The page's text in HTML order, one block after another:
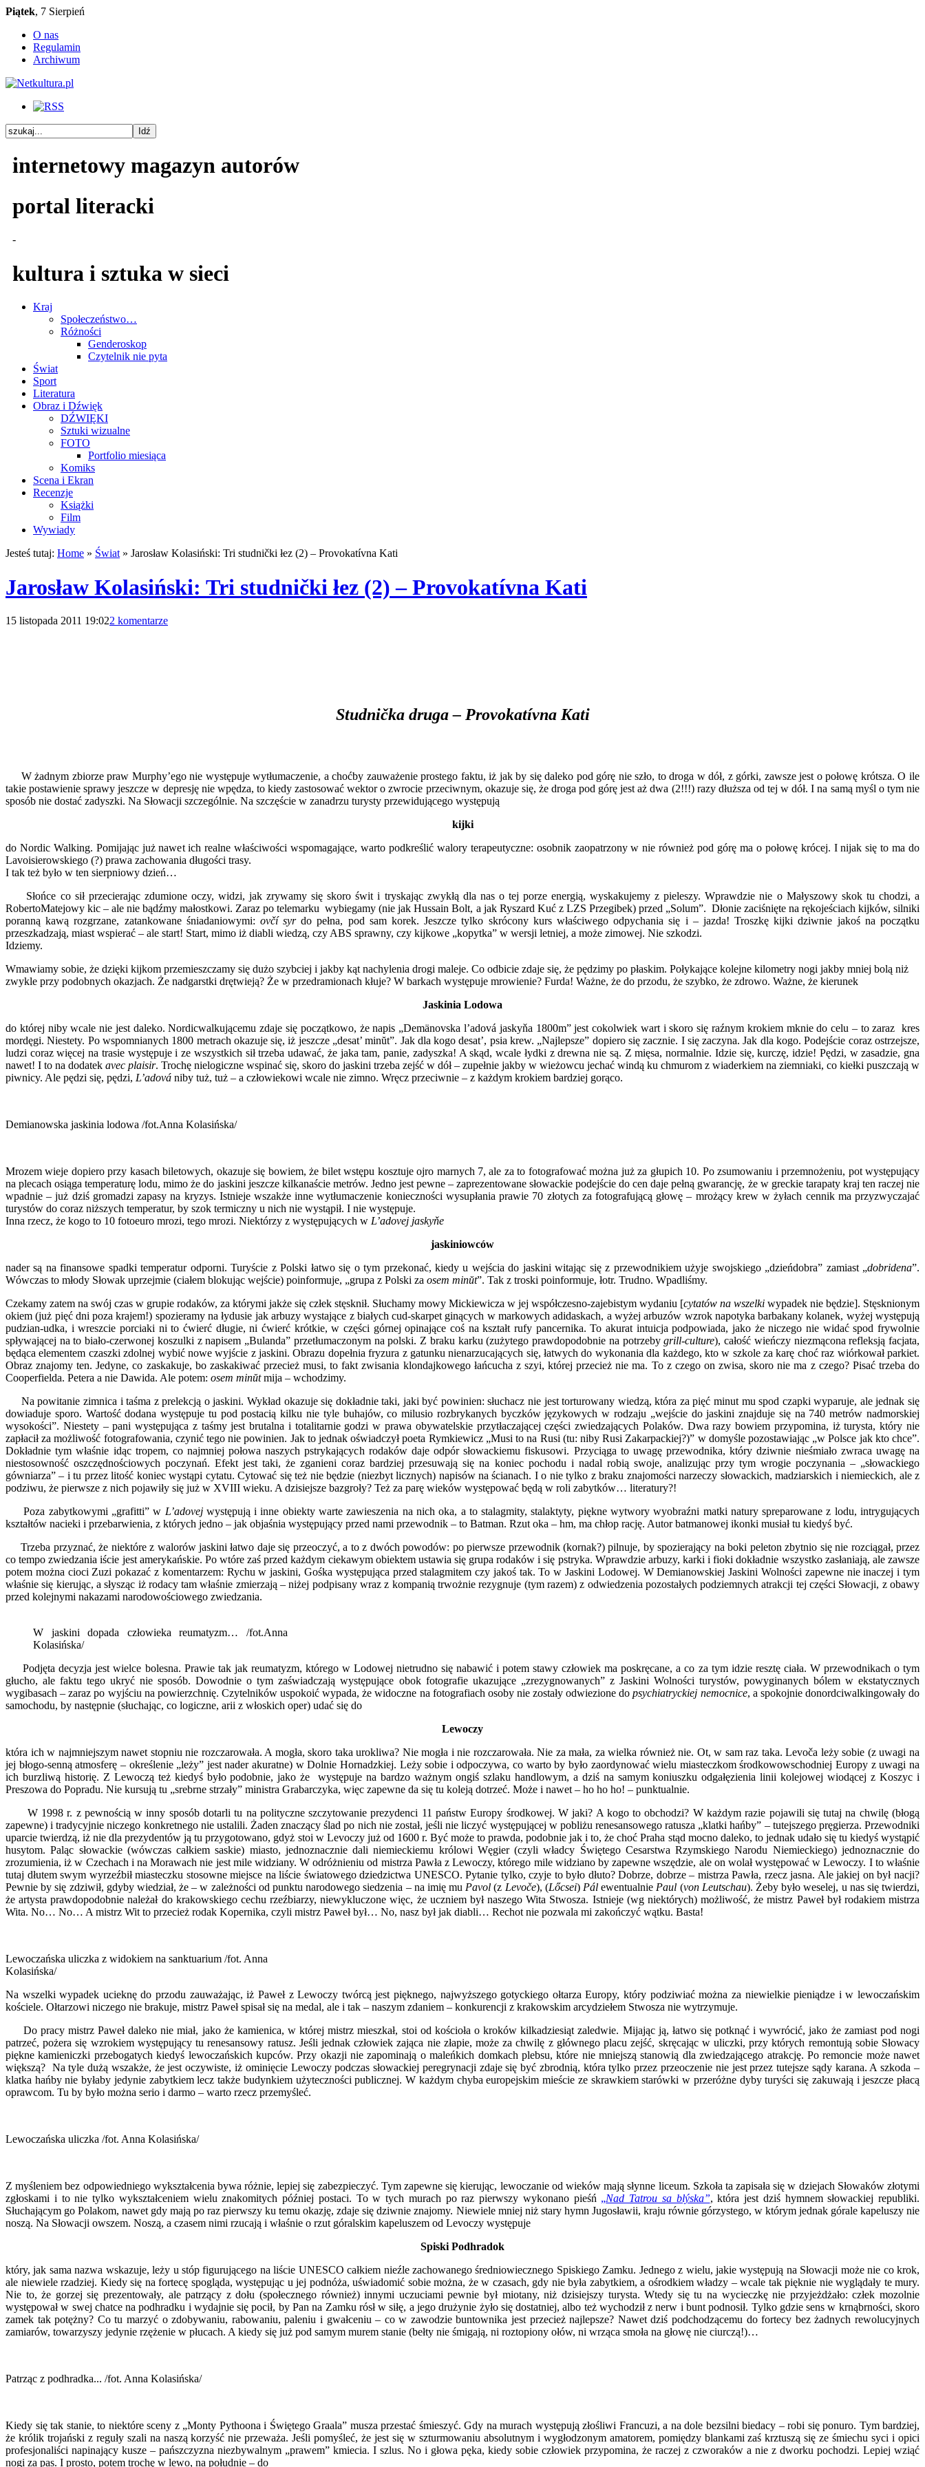
Piątek, 7 Sierpień
O nas
Regulamin
Archiwum
internetowy magazyn autorów
portal literacki
-
kultura i sztuka w sieci
Kraj
Społeczeństwo…
Różności
Genderoskop
Czytelnik nie pyta
Świat
Sport
Literatura
Obraz i Dźwięk
DŹWIĘKI
Sztuki wizualne
FOTO
Portfolio miesiąca
Komiks
Scena i Ekran
Recenzje
Książki
Film
Wywiady
Jesteś tutaj: Home » Świat » Jarosław Kolasiński: Tri studnički łez (2) – Provokatívna Kati
Jarosław Kolasiński: Tri studnički łez (2) – Provokatívna Kati
15 listopada 2011 19:022 komentarze
Studnička druga – Provokatívna Kati
W żadnym zbiorze praw Murphy’ego nie występuje wytłumaczenie, a choćby zauważenie prostego faktu, iż jak by się daleko pod górę nie szło, to droga w dół, z górki, zawsze jest o połowę krótsza. O ile
takie postawienie sprawy jeszcze w depresję nie wpędza, to kiedy zastosować wektor o zwrocie przeciwnym, okazuje się, że droga pod górę jest aż dwa (2!!!) razy dłuższa od tej w dół. I na samą myśl o tym nie
sposób nie dostać zadyszki. Na Słowacji szczególnie. Na szczęście w zanadrzu turysty przewidującego występują
kijki
do Nordic Walking. Pomijając już nawet ich realne właściwości wspomagające, warto podkreślić walory terapeutyczne: osobnik zaopatrzony w nie również pod górę ma o połowę krócej. I nijak się to ma do
Lavoisierowskiego (?) prawa zachowania długości trasy.
I tak też było w ten sierpniowy dzień…
Słońce co sił przecierając zdumione oczy, widzi, jak zrywamy się skoro świt i tryskając zwykłą dla nas o tej porze energią, wyskakujemy z pieleszy. Wprawdzie nie o Małyszowy skok tu chodzi, a
RobertoMatejowy kic – ale nie bądźmy małostkowi. Zaraz po telemarku wybiegamy (nie jak Hussain Bolt, a jak Ryszard Kuć z LZS Przegibek) przed „Solum”. Dłonie zaciśnięte na rękojeściach kijków, silniki
poranną kawą rozgrzane, zatankowane śniadaniowymi: ovčí syrdo pełna, pod sam korek. Jeszcze tylko skrócony kurs właściwego odpychania się i – jazda! Troszkę kijki dziwnie jakoś na początku
przeszkadzają, miast wspierać – ale start! Start, mimo iż diabli wiedzą, czy ABS sprawny, czy kijkowe „kopytka” w wersji letniej, a może zimowej. Nie szkodzi.
Idziemy.
Wmawiamy sobie, że dzięki kijkom przemieszczamy się dużo szybciej i jakby kąt nachylenia drogi maleje. Co odbicie zdaje się, że pędzimy po płaskim. Połykające kolejne kilometry nogi jakby mniej bolą niż
zwykle przy podobnych okazjach. Że nadgarstki drętwieją? Że w przedramionach kłuje? W barkach występuje mrowienie? Furda! Ważne, że do przodu, że szybko, że zdrowo. Ważne, że kierunek
Jaskinia Lodowa
do której niby wcale nie jest daleko. Nordicwalkującemu zdaje się początkowo, że napis „Demänovska l’adová jaskyňa 1800m” jest cokolwiek wart i skoro się raźnym krokiem mknie do celu – to zaraz kres
mordęgi. Niestety. Po wspomnianych 1800 metrach okazuje się, iż jeszcze „desat’ minŭt”. Jak dla kogo desat’, psia krew. „Najlepsze” dopiero się zacznie. I się zaczyna. Jak dla kogo. Podejście coraz ostrzejsze,
ludzi coraz więcej na trasie występuje i ze wszystkich sił trzeba udawać, że jaka tam, panie, zadyszka! A skąd, wcale łydki z drewna nie są. Z mięsa, normalnie. Idzie się, kurczę, idzie! Pędzi, w zasadzie, gna
nawet! I to na dodatek avec plaisir. Trochę nielogiczne wspinać się, skoro do jaskini trzeba zejść w dół – zupełnie jakby w wieżowcu jechać windą ku chmurom z wiaderkiem na ziemniaki, co kiełki puszczają w
piwnicy. Ale pędzi się, pędzi, L’adová niby tuż, tuż – a człowiekowi wcale nie zimno. Wręcz przeciwnie – z każdym krokiem bardziej gorąco.
Demianowska jaskinia lodowa /fot.Anna Kolasińska/
Mrozem wieje dopiero przy kasach biletowych, okazuje się bowiem, że bilet wstępu kosztuje ojro marnych 7, ale za to fotografować można już za głupich 10. Po zsumowaniu i przemnożeniu, pot występujący
na plecach osiąga temperaturę lodu, mimo że do jaskini jeszcze kilkanaście metrów. Jedno jest pewne – zaprezentowane słowackie podejście do cen daje pełną gwarancję, że w greckie tarapaty kraj ten raczej nie
wpadnie – już dziś gromadzi zapasy na kryzys. Istnieje wszakże inne wytłumaczenie konieczności wysupłania prawie 70 złotych za fotografującą głowę – mrożący krew w żyłach cennik ma przyzwyczajać
turystów do coraz niższych temperatur, by szok termiczny u nich nie wystąpił. I nie występuje.
Inna rzecz, że kogo to 10 fotoeuro mrozi, tego mrozi. Niektórzy z występujących w L’adovej jaskyňe
jaskiniowców
nader są na finansowe spadki temperatur odporni. Turyście z Polski łatwo się o tym przekonać, kiedy u wejścia do jaskini witając się z przewodnikiem użyje swojskiego „dzieńdobra” zamiast „dobridena”.
Wówczas to młody Słowak uprzejmie (ciałem blokując wejście) poinformuje, „grupa z Polski za osem minŭt”. Tak z troski poinformuje, łotr. Trudno. Wpadliśmy.
Czekamy zatem na swój czas w grupie rodaków, za którymi jakże się człek stęsknił. Słuchamy mowy Mickiewicza w jej współczesno-zajebistym wydaniu [cytatów na wszelki wypadek nie będzie]. Stęsknionym
okiem (już pięć dni poza krajem!) spozieramy na łydusie jak arbuzy wystające z białych cud-skarpet ginących w markowych adidaskach, a wyżej arbuzów wzrok napotyka barbakany kolanek, wyżej występują
pudzian-udka, i wreszcie porciaki ni to ćwierć długie, ni ćwierć krótkie, w części górnej opinające coś na kształt rufy pancernika. To akurat intuicja podpowiada, jako że niczego nie widać spod frywolnie
spływającej na to biało-czerwonej koszulki z napisem „Bulanda” przetłumaczonym na polski. Z braku karku (zużytego prawdopodobnie na potrzebygrill-culture), całość wieńczy niezmącona refleksją facjata,
będąca elementem czaszki zdolnej wybić nowe wyjście z jaskini. Obrazu dopełnia fryzura z gatunku nienarzucających się, łatwych do wykonania dla każdego, kto w szkole za karę choć raz wiórkował parkiet.
Obraz znajomy ten. Jedyne, co zaskakuje, bo zaskakiwać przecież musi, to fakt zwisania klondajkowego łańcucha z szyi, której przecież nie ma. To z czego on zwisa, skoro nie ma z czego? Pisać trzeba do
Cooperfielda. Petera a nie Dawida. Ale potem: osem minŭtmija – wchodzimy.
Na powitanie zimnica i taśma z prelekcją o jaskini. Wykład okazuje się dokładnie taki, jaki być powinien: słuchacz nie jest torturowany wiedzą, która za pięć minut mu spod czapki wyparuje, ale jednak się
dowiaduje sporo. Wartość dodana występuje tu pod postacią kilku nie tyle buhajów, co milusio rozbrykanych byczków językowych w rodzaju „wejście do jaskini znajduje się na 740 metrów nadmorskiej
wysokości”. Niestety – pani występująca z taśmy jest brutalna i totalitarnie godzi w prawa obywatelskie przytłaczającej części zwiedzających Polaków. Dwa razy bowiem przypomina, iż turysta, który nie
zapłacił za możliwość fotografowania, czynić tego nie powinien. Jak to jednak oświadczył poeta Rymkiewicz „Musi to na Rusi (tu: niby Rusi Zakarpackiej?)” w domyśle pozostawiając „w Polsce jak kto chce”.
Dokładnie tym właśnie idąc tropem, co najmniej połowa naszych pstrykających rodaków daje odpór słowackiemu fiskusowi. Przyciąga to uwagę przewodnika, który dziwnie nieśmiało zwraca uwagę na
niestosowność oszczędnościowych poczynań. Efekt jest taki, że zganieni coraz bardziej przesuwają się na koniec pochodu i nadal robią swoje, analizując przy tym wrogie poczynania – „słowackiego
gówniarza” – i tu przez litość koniec wystąpi cytatu. Cytować się też nie będzie (niezbyt licznych) napisów na ścianach. I o nie tylko z braku znajomości narzeczy słowackich, madziarskich i niemieckich, ale z
podziwu, że pierwsze z nich pojawiły się już w XVIII wieku. A dzisiejsze bazgroły? Też za parę wieków występować będą w roli zabytków… literatury?!
Poza zabytkowymi „grafitti” w L’adovejwystępują i inne obiekty warte zawieszenia na nich oka, a to stalagmity, stalaktyty, piękne wytwory wyobraźni matki natury spreparowane z lodu, intrygujących
kształtów nacieki i przebarwienia, z których jedno – jak objaśnia występujący przed nami przewodnik – to Batman. Rzut oka – hm, ma chłop rację. Autor batmanowej ikonki musiał tu kiedyś być.
Trzeba przyznać, że niektóre z walorów jaskini łatwo daje się przeoczyć, a to z dwóch powodów: po pierwsze przewodnik (kornak?) pilnuje, by spozierający na boki peleton zbytnio się nie rozciągał, przez
co tempo zwiedzania iście jest amerykańskie. Po wtóre zaś przed każdym ciekawym obiektem ustawia się grupa rodaków i się pstryka. Wprawdzie arbuzy, karki i fioki dokładnie wszystko zasłaniają, ale zawsze
potem można cioci Zuzi pokazać z komentarzem: Rychu w jaskini, Gośka występująca przed stalagmitem czy jakoś tak. To w Jaskini Lodowej. W Demianowskiej Jaskini Wolności zapewne nie inaczej i tym
właśnie się kierując, a słysząc iż rodacy tam właśnie zmierzają – niżej podpisany wraz z kompanią trwożnie rezygnuje (tym razem) z odwiedzenia pozostałych podziemnych atrakcji tej części Słowacji, z obawy
przed kolejnymi nakazami narodowościowego zwiedzania.
W jaskini dopada człowieka reumatyzm… /fot.Anna
Kolasińska/
Podjęta decyzja jest wielce bolesna. Prawie tak jak reumatyzm, którego w Lodowej nietrudno się nabawić i potem stawy człowiek ma poskręcane, a co za tym idzie resztę ciała. W przewodnikach o tym
głucho, ale faktu tego ukryć nie sposób. Dowodnie o tym zaświadczają występujące obok fotografie ukazujące „zrezygnowanych” z Jaskini Wolności turystów, powyginanych bólem w ekstatycznych
wygibasach – zaraz po wyjściu na powierzchnię. Czytelników uspokoić wypada, że widoczne na fotografiach osoby nie zostały odwiezione dopsychiatryckiej nemocnice, a spokojnie donordciwalkingowały do
samochodu, by następnie (słuchając, co logiczne, arii z włoskich oper) udać się do
Lewoczy
która ich w najmniejszym nawet stopniu nie rozczarowała. A mogła, skoro taka urokliwa? Nie mogła i nie rozczarowała. Nie za mała, za wielka również nie. Ot, w sam raz taka. Levoča leży sobie (z uwagi na
jej błogo-senną atmosferę – określenie „leży” jest nader akuratne) w Dolnie Hornadzkiej. Leży sobie i odpoczywa, co warto by było zaordynować wielu miasteczkom środkowowschodniej Europy z uwagi na
ich burzliwą historię. Z Lewoczą też kiedyś było podobnie, jako że występuje na bardzo ważnym ongiś szlaku handlowym, a dziś na samym koniuszku odgałęzienia linii kolejowej wiodącej z Koszyc i
Preszowa do Popradu. Nie kursują tu „srebrne strzały” ministra Grabarczyka, więc zapewne da się tu koleją dotrzeć. Może i nawet – ho ho ho! – punktualnie.
W 1998 r. z pewnością w inny sposób dotarli tu na polityczne szczytowanie prezydenci 11 państw Europy środkowej. W jaki? A kogo to obchodzi? W każdym razie pojawili się tutaj na chwilę (błogą
zapewne) i tradycyjnie niczego konkretnego nie ustalili. Żaden znaczący ślad po nich nie został, jeśli nie liczyć występującej w pobliżu renesansowego ratusza „klatki hańby” – tutejszego pręgierza. Przewodniki
uparcie twierdzą, iż nie dla prezydentów ją tu przygotowano, gdyż stoi w Levoczy już od 1600 r. Być może to prawda, podobnie jak i to, że choć Praha stąd mocno daleko, to jednak udało się tu kiedyś wystąpić
husytom. Paląc słowackie (wówczas całkiem saskie) miasto, jednoznacznie dali niemieckiemu królowi Węgier (czyli władcy Świętego Cesarstwa Rzymskiego Narodu Niemieckiego) jednoznacznie do
zrozumienia, iż w Czechach i na Morawach nie jest mile widziany. W odróżnieniu od mistrza Pawła z Lewoczy, którego mile widziano by zapewne wszędzie, ale on wolał występować w Lewoczy. I to właśnie
tutaj dłutem swym wyrzeźbił miasteczku stosowne miejsce na liście światowego dziedzictwa UNESCO. Pytanie tylko, czyje to było dłuto? Dobrze, dobrze – mistrza Pawła, rzecz jasna. Ale jakiej on był nacji?
Pewnie by się zdziwił, gdyby wiedział, że – w zależności od punktu narodowego siedzenia – na imię mu Pavol (z Levoče), (Lőcsei) Pál ewentualnie Paul (von Leutschau). Żeby było weselej, u nas się twierdzi,
że artysta prawdopodobnie należał do krakowskiego cechu rzeźbiarzy, niewykluczone więc, że uczniem był naszego Wita Stwosza. Istnieje (wg niektórych) możliwość, że mistrz Paweł był rodakiem mistrza
Wita. No… No… A mistrz Wit to przecież rodak Kopernika, czyli mistrz Paweł był… No, nasz był jak diabli… Rechot nie pozwala mi zakończyć wątku. Basta!
Lewoczańska uliczka z widokiem na sanktuarium /fot. Anna
Kolasińska/
Na wszelki wypadek ucieknę do przodu zauważając, iż Paweł z Lewoczy twórcą jest pięknego, najwyższego gotyckiego ołtarza Europy, który podziwiać można za niewielkie pieniądze i w lewoczańskim
kościele. Ołtarzowi niczego nie brakuje, mistrz Paweł spisał się na medal, ale i tak – naszym zdaniem – konkurencji z krakowskim arcydziełem Stwosza nie wytrzymuje.
Do pracy mistrz Paweł daleko nie miał, jako że kamienica, w której mistrz mieszkał, stoi od kościoła o kroków kilkadziesiąt zaledwie. Mijając ją, łatwo się potknąć i wywrócić, jako że zamiast pod nogi
patrzeć, pożera się wzrokiem występujący tu renesansowy ratusz. Jeśli jednak człowiek zająca nie złapie, może za chwilę z głównego placu zejść, skręcając w uliczki, przy których remontują sobie Słowacy
piękne kamieniczki przebogatych kiedyś lewoczańskich kupców. Przy okazji nie zapominają o maleńkich domkach plebsu, które nie mniejszą stanowią dla zwiedzającego atrakcję. Po remoncie może nawet
większą? Na tyle dużą wszakże, że jest oczywiste, iż ominięcie Lewoczy podczas słowackiej peregrynacji zdaje się być zbrodnią, która tylko przez przeoczenie nie jest przez tutejsze sądy karana. A szkoda –
klatka hańby nie byłaby jedynie zabytkiem lecz także budynkiem użyteczności publicznej. W każdym chyba europejskim mieście ze skrawkiem starówki w przeróżne dyby turyści się zakuwają i jeszcze płacą
oprawcom. Tu by było można serio i darmo – warto rzecz przemyśleć.
Lewoczańska uliczka /fot. Anna Kolasińska/
Z myśleniem bez odpowiedniego wykształcenia bywa różnie, lepiej się zabezpieczyć. Tym zapewne się kierując, lewoczanie od wieków mają słynne liceum. Szkoła ta zapisała się w dziejach Słowaków złotymi
zgłoskami i to nie tylko wykształceniem wielu znakomitych później postaci. To w tych murach po raz pierwszy wykonano pieśń „Nad Tatrou sa blýska”, która jest dziś hymnem słowackiej republiki.
Słuchającym go Polakom, nawet gdy mają po raz pierwszy ku temu okazję, zdaje się dziwnie znajomy. Niewiele mniej niż stary hymn Jugosławii, kraju równie górzystego, w którym jednak górale kapeluszy nie
noszą. Na Słowacji owszem. Noszą, a czasem nimi rzucają i właśnie o rzut góralskim kapeluszem od Levoczy występuje
Spiski Podhradok
który, jak sama nazwa wskazuje, leży u stóp figurującego na liście UNESCO całkiem nieźle zachowanego średniowiecznego Spiskiego Zamku. Jednego z wielu, jakie występują na Słowacji może nie co krok,
ale niewiele rzadziej. Kiedy się na fortecę spogląda, występując u jej podnóża, uświadomić sobie można, że w czasach, gdy nie była zabytkiem, a ośrodkiem władzy – wcale tak pięknie nie wyglądały te mury.
Nie to, że gorzej się prezentowały, ale patrzący z dołu (społecznego również) innymi uczuciami pewnie był miotany, niż dzisiejszy turysta. Wtedy się tu na wycieczkę nie przyjeżdżało: człek mozolnie
występował w swej chatce na podhradku i wydajnie się pocił, by Pan na Zamku rósł w siłę, a jego drużynie żyło się dostatniej, albo też wychodził z nerw i bunt podnosił. Tylko gdzie sens w krnąbrności, skoro
zamek tak potężny? Co tu marzyć o zdobywaniu, rabowaniu, paleniu i gwałceniu – co w zawodzie buntownika jest przecież najlepsze? Nawet dziś podchodzącemu do fortecy bez żadnych rewolucyjnych
zamiarów, towarzyszy jedynie rzężenie w płucach. A kiedy się już pod samym murem stanie (bełty nie śmigają, ni roztopiony ołów, ni wrząca smoła na głowę nie ciurczą!)…
Patrząc z podhradka... /fot. Anna Kolasińska/
Kiedy się tak stanie, to niektóre sceny z „Monty Pythoona i Świętego Graala” musza przestać śmieszyć. Gdy na murach występują złośliwi Francuzi, a na dole bezsilni biedacy – robi się ponuro. Tym bardziej,
że królik trojański z reguły szali na naszą korzyść nie przeważa. Jeśli pomyśleć, że jest się w szturmowaniu absolutnym i wygłodzonym amatorem, pomiędzy blankami zaś krztuszą się ze śmiechu syci i opici
profesjonaliści napinający kusze – pańszczyzna niezbywalnym „prawem” kmiecia. I szlus. No i głowa pęka, kiedy sobie człowiek przypomina, że raczej z czworaków a nie z dworku pochodzi. Lepiej wziąć
nogi za pas. I prosto, potem trochę w lewo, na południe – do